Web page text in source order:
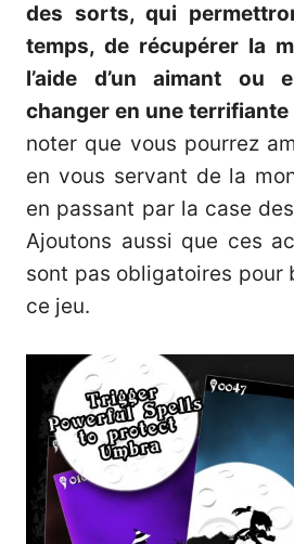
des sorts, qui
temps, de récupérer la
l’aide d’un aimant ou
changer en une
noter que vous pourrez
en vous servant de la
en passant par la case
Ajoutons aussi que ces
sont pas obligatoires pour
ce jeu.